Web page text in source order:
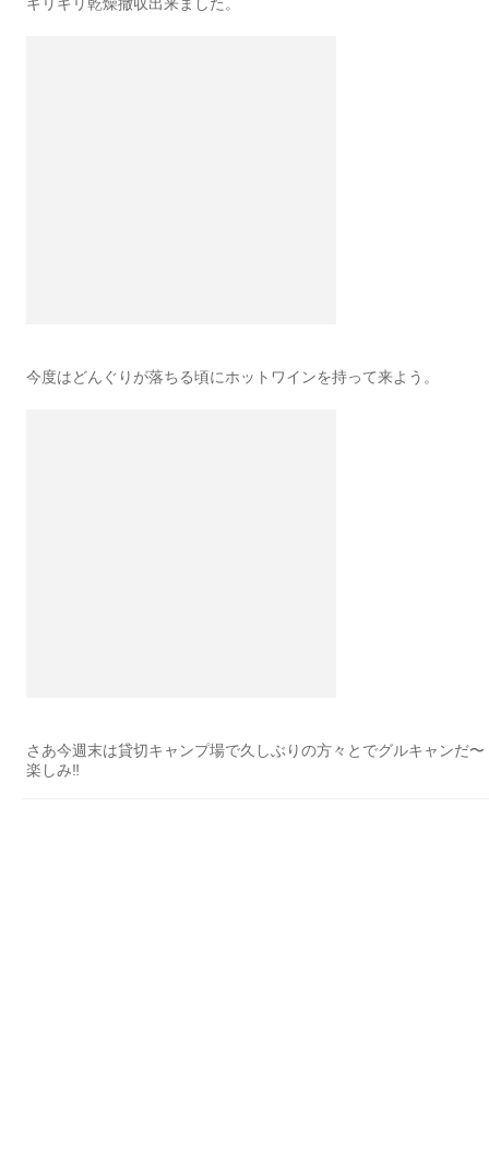
今度はどんぐりが落ちる頃にホットワインを持って来よう。
さあ今週末は貸切キャンプ場で久しぶりの方々とでグルキャンだ〜
楽しみ‼︎